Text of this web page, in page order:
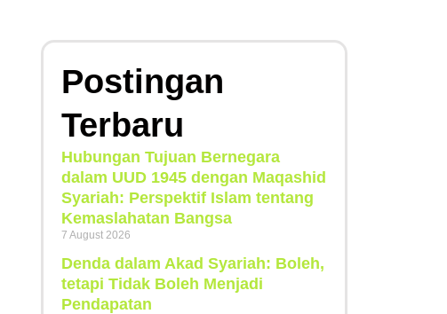
Postingan
Terbaru
Hubungan Tujuan Bernegara
dalam UUD 1945 dengan Maqashid
Syariah: Perspektif Islam tentang
Kemaslahatan Bangsa
7 August 2026
Denda dalam Akad Syariah: Boleh,
tetapi Tidak Boleh Menjadi
Pendapatan